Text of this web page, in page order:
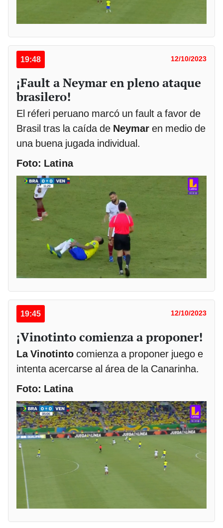
19:48 12/10/2023
¡Fault a Neymar en pleno ataque
brasilero!
El réferi peruano marcó un fault a favor de
Brasil tras la caída de Neymar en medio de
una buena jugada individual.
Foto: Latina
19:45 12/10/2023
¡Vinotinto comienza a proponer!
La Vinotinto comienza a proponer juego e
intenta acercarse al área de la Canarinha.
Foto: Latina